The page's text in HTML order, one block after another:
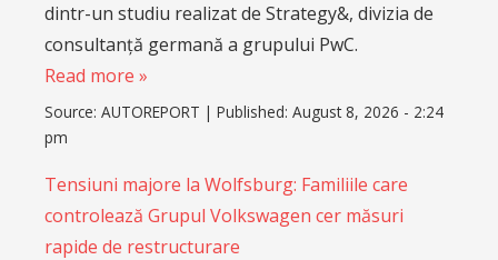
dintr-un studiu realizat de Strategy&, divizia de
consultanță germană a grupului PwC.
Read more »
Source: AUTOREPORT | Published: August 8, 2026 - 2:24
pm
Tensiuni majore la Wolfsburg: Familiile care
controlează Grupul Volkswagen cer măsuri
rapide de restructurare